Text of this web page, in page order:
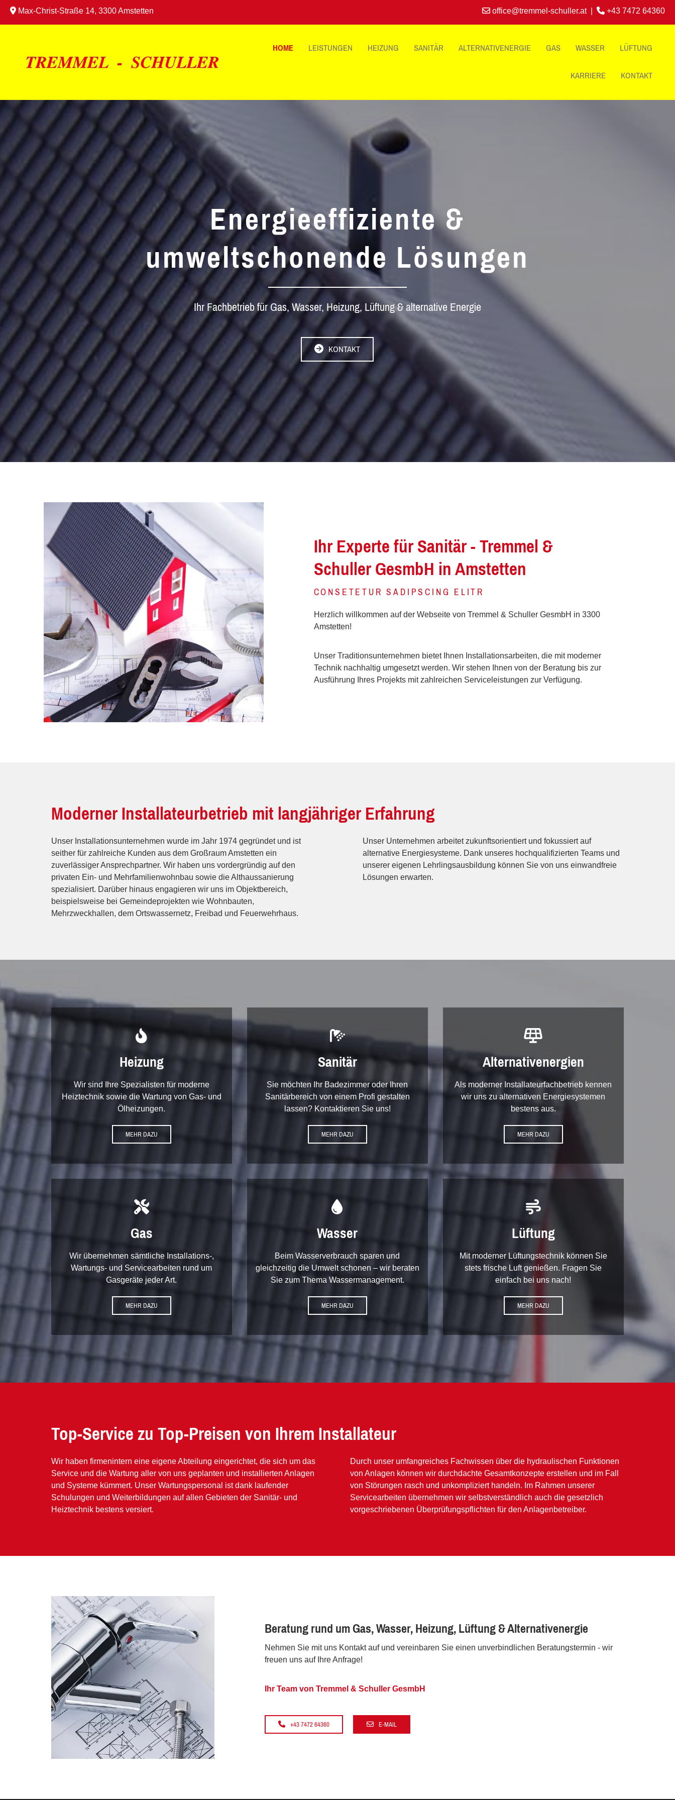
 Max-Christ-Straße 14, 3300 Amstetten  office@tremmel-schuller.at|  +43 7472 64360
HOME LEISTUNGEN HEIZUNG SANITÄR ALTERNATIVENERGIE GAS WASSER
LÜFTUNG
KARRIERE
KONTAKT
Energieeffiziente &
umweltschonende Lösungen
Ihr Fachbetrieb für Gas, Wasser, Heizung, Lüftung & alternative Energie
KONTAKT
Ihr Experte für Sanitär - Tremmel &
Schuller GesmbH in Amstetten
CONSETETUR SADIPSCING ELITR
Herzlich willkommen auf der Webseite von Tremmel & Schuller GesmbH in 3300
Amstetten!
Unser Traditionsunternehmen bietet Ihnen Installationsarbeiten, die mit moderner
Technik nachhaltig umgesetzt werden. Wir stehen Ihnen von der Beratung bis zur
Ausführung Ihres Projekts mit zahlreichen Serviceleistungen zur Verfügung.
Moderner Installateurbetrieb mit langjähriger Erfahrung
Unser Installationsunternehmen wurde im Jahr 1974 gegründet und ist
seither für zahlreiche Kunden aus dem Großraum Amstetten ein
zuverlässiger Ansprechpartner. Wir haben uns vordergründig auf den
privaten Ein- und Mehrfamilienwohnbau sowie die Althaussanierung
spezialisiert. Darüber hinaus engagieren wir uns im Objektbereich,
beispielsweise bei Gemeindeprojekten wie Wohnbauten,
Mehrzweckhallen, dem Ortswassernetz, Freibad und Feuerwehrhaus.
Unser Unternehmen arbeitet zukunftsorientiert und fokussiert auf
alternative Energiesysteme. Dank unseres hochqualifizierten Teams und
unserer eigenen Lehrlingsausbildung können Sie von uns einwandfreie
Lösungen erwarten.

Heizung
Wir sind Ihre Spezialisten für moderne
Heiztechnik sowie die Wartung von Gas- und
Ölheizungen.
MEHR DAZU

Sanitär
Sie möchten Ihr Badezimmer oder Ihren
Sanitärbereich von einem Profi gestalten
lassen? Kontaktieren Sie uns!
MEHR DAZU

Alternativenergien
Als moderner Installateurfachbetrieb kennen
wir uns zu alternativen Energiesystemen
bestens aus.
MEHR DAZU

Gas
Wir übernehmen sämtliche Installations-,
Wartungs- und Servicearbeiten rund um
Gasgeräte jeder Art.
MEHR DAZU

Wasser
Beim Wasserverbrauch sparen und
gleichzeitig die Umwelt schonen – wir beraten
Sie zum Thema Wassermanagement.
MEHR DAZU

Lüftung
Mit moderner Lüftungstechnik können Sie
stets frische Luft genießen. Fragen Sie
einfach bei uns nach!
MEHR DAZU
Top-Service zu Top-Preisen von Ihrem Installateur
Wir haben firmenintern eine eigene Abteilung eingerichtet, die sich um das
Service und die Wartung aller von uns geplanten und installierten Anlagen
und Systeme kümmert. Unser Wartungspersonal ist dank laufender
Schulungen und Weiterbildungen auf allen Gebieten der Sanitär- und
Heiztechnik bestens versiert.
Durch unser umfangreiches Fachwissen über die hydraulischen Funktionen
von Anlagen können wir durchdachte Gesamtkonzepte erstellen und im Fall
von Störungen rasch und unkompliziert handeln. Im Rahmen unserer
Servicearbeiten übernehmen wir selbstverständlich auch die gesetzlich
vorgeschriebenen Überprüfungspflichten für den Anlagenbetreiber.
Beratung rund um Gas, Wasser, Heizung, Lüftung & Alternativenergie
Nehmen Sie mit uns Kontakt auf und vereinbaren Sie einen unverbindlichen Beratungstermin - wir
freuen uns auf Ihre Anfrage!
Ihr Team von Tremmel & Schuller GesmbH
+43 7472 64360 E-MAIL